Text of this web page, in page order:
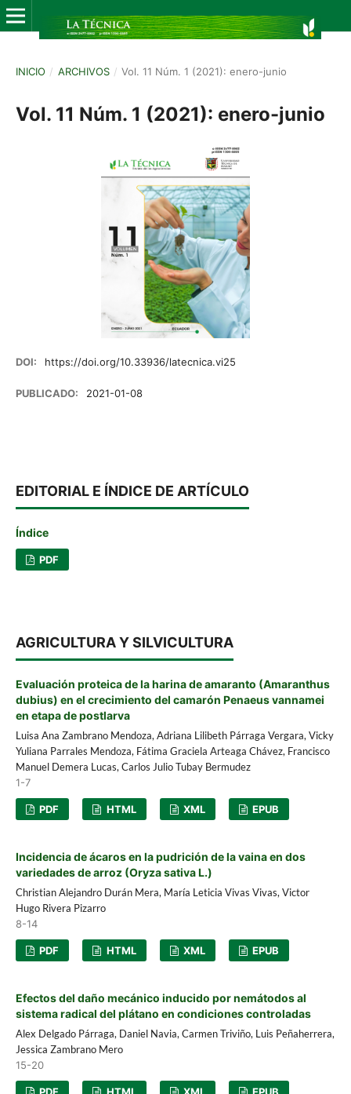
INICIO / ARCHIVOS / Vol. 11 Núm. 1 (2021): enero-junio
Vol. 11 Núm. 1 (2021): enero-junio
DOI: https://doi.org/10.33936/latecnica.vi25
PUBLICADO: 2021-01-08
EDITORIAL E ÍNDICE DE ARTÍCULO
Índice
PDF
AGRICULTURA Y SILVICULTURA
Evaluación proteica de la harina de amaranto (Amaranthus
dubius) en el crecimiento del camarón Penaeus vannamei
en etapa de postlarva
Luisa Ana Zambrano Mendoza, Adriana Lilibeth Párraga Vergara, Vicky
Yuliana Parrales Mendoza, Fátima Graciela Arteaga Chávez, Francisco
Manuel Demera Lucas, Carlos Julio Tubay Bermudez
1-7
PDF HTML XML EPUB
Incidencia de ácaros en la pudrición de la vaina en dos
variedades de arroz (Oryza sativa L.)
Christian Alejandro Durán Mera, María Leticia Vivas Vivas, Victor
Hugo Rivera Pizarro
8-14
PDF HTML XML EPUB
Efectos del daño mecánico inducido por nemátodos al
sistema radical del plátano en condiciones controladas
Alex Delgado Párraga, Daniel Navia, Carmen Triviño, Luis Peñaherrera,
Jessica Zambrano Mero
15-20